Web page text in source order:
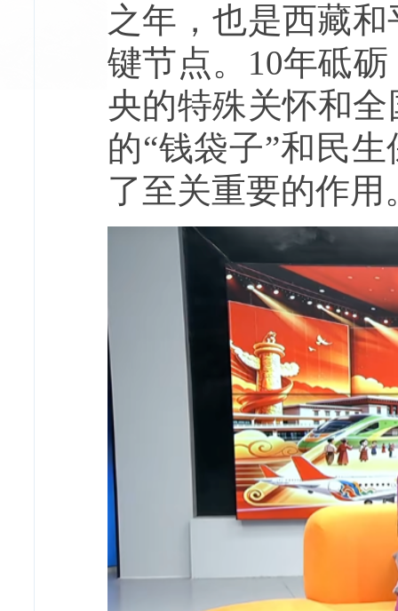
之年，也是西藏
键节点。10年砥
央的特殊关怀和
的“钱袋子”和民
了至关重要的作用